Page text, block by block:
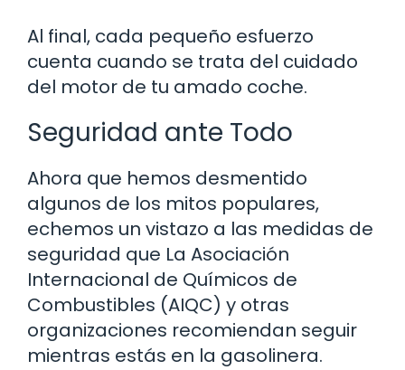
Al final, cada pequeño esfuerzo
cuenta cuando se trata del cuidado
del motor de tu amado coche.
Seguridad ante Todo
Ahora que hemos desmentido
algunos de los mitos populares,
echemos un vistazo a las medidas de
seguridad que La Asociación
Internacional de Químicos de
Combustibles (AIQC) y otras
organizaciones recomiendan seguir
mientras estás en la gasolinera.